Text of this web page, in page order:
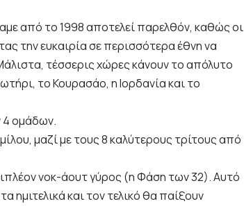
από το 1998 αποτελεί παρελθόν, καθώς οι
την ευκαιρία σε περισσότερα έθνη να
τέσσερις χώρες κάνουν το απόλυτο
το Κουρασάο, η Ιορδανία και το
4 ομάδων.
μαζί με τους 8 καλύτερους τρίτους από
νοκ-άουτ γύρος (η Φάση των 32). Αυτό
ημιτελικά και τον τελικό θα παίξουν